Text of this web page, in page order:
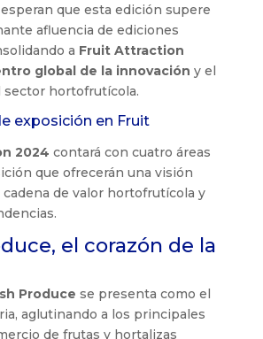
que esta edición supere
afluencia de ediciones
a Fruit Attraction
global de la innovación y el
sector hortofrutícola.
exposición en Fruit
2024 contará con cuatro áreas
que ofrecerán una visión
de valor hortofrutícola y
el corazón de la
Produce se presenta como el
aglutinando a los principales
de frutas y hortalizas